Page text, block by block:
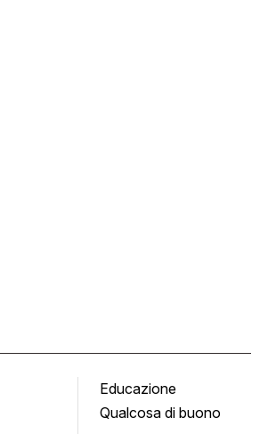
Educazione
Qualcosa di buono